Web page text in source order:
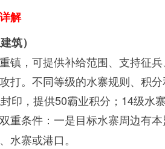
解
筑）
镇，可提供补给范围、支持征
打。不同等级的水寨规则、积
印，提供50霸业积分；14级水
重条件：一是目标水寨周边有
水寨或港口。